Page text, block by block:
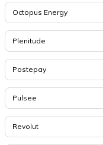
Octopus Energy
Plenitude
Postepay
Pulsee
Revolut